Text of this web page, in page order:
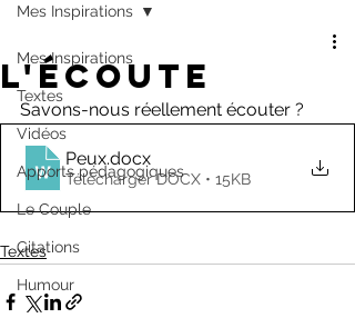
Mes Inspirations
Textes
Vidéos
Apports pédagogiques
Le Couple
Citations
Humour
Mes Inspirations
l'écoute
Savons-nous réellement écouter ?
Peux.docx
Télécharger DOCX • 15KB
Textes